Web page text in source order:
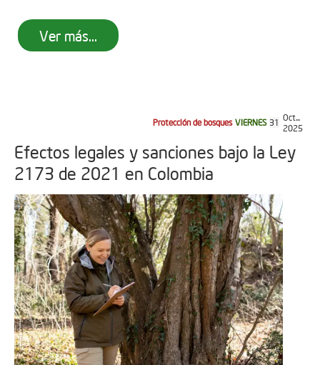
Ver más...
Protección de bosques VIERNES 31 Oct...
2025
Efectos legales y sanciones bajo la Ley
2173 de 2021 en Colombia